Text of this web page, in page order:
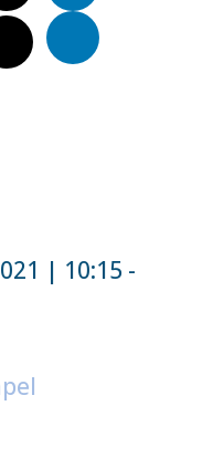
| 10:15 -